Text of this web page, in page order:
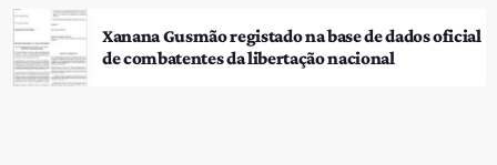
Xanana Gusmão registado na base de dados oficial
de combatentes da libertação nacional